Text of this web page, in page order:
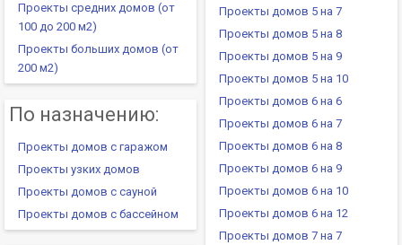
Проекты средних домов (от
100 до 200 м2)
Проекты больших домов (от
200 м2)
По назначению:
Проекты домов с гаражом
Проекты узких домов
Проекты домов с сауной
Проекты домов с бассейном
Проекты домов 5 на 7
Проекты домов 5 на 8
Проекты домов 5 на 9
Проекты домов 5 на 10
Проекты домов 6 на 6
Проекты домов 6 на 7
Проекты домов 6 на 8
Проекты домов 6 на 9
Проекты домов 6 на 10
Проекты домов 6 на 12
Проекты домов 7 на 7